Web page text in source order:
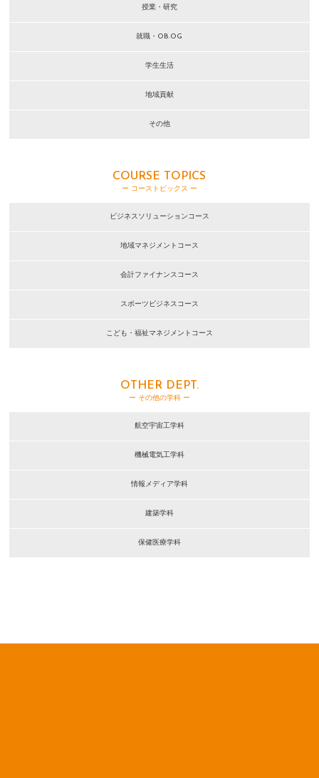
授業・研究
就職・OB.OG
学生生活
地域貢献
その他
COURSE TOPICS
ー コーストピックス ー
ビジネスソリューションコース
地域マネジメントコース
会計ファイナンスコース
スポーツビジネスコース
こども・福祉マネジメントコース
OTHER DEPT.
ー その他の学科 ー
航空宇宙工学科
機械電気工学科
情報メディア学科
建築学科
保健医療学科